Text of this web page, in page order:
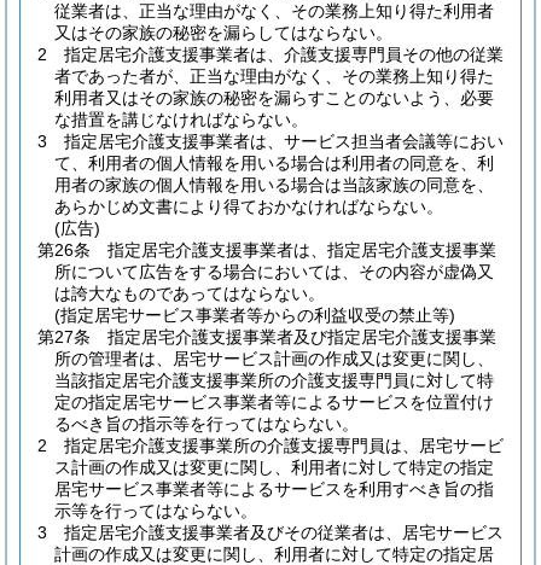
従業者は、正当な理由がなく、その業務上知り得た利用者
又はその家族の秘密を漏らしてはならない。
2
指定居宅介護支援事業者は、介護支援専門員その他の従業
者であった者が、正当な理由がなく、その業務上知り得た
利用者又はその家族の秘密を漏らすことのないよう、必要
な措置を講じなければならない。
3
指定居宅介護支援事業者は、サービス担当者会議等におい
て、利用者の個人情報を用いる場合は利用者の同意を、利
用者の家族の個人情報を用いる場合は当該家族の同意を、
あらかじめ文書により得ておかなければならない。
(広告)
第26条
指定居宅介護支援事業者は、指定居宅介護支援事業
所について広告をする場合においては、その内容が虚偽又
は誇大なものであってはならない。
(指定居宅サービス事業者等からの利益収受の禁止等)
第27条
指定居宅介護支援事業者及び指定居宅介護支援事業
所の管理者は、居宅サービス計画の作成又は変更に関し、
当該指定居宅介護支援事業所の介護支援専門員に対して特
定の指定居宅サービス事業者等によるサービスを位置付け
るべき旨の指示等を行ってはならない。
2
指定居宅介護支援事業所の介護支援専門員は、居宅サービ
ス計画の作成又は変更に関し、利用者に対して特定の指定
居宅サービス事業者等によるサービスを利用すべき旨の指
示等を行ってはならない。
3
指定居宅介護支援事業者及びその従業者は、居宅サービス
計画の作成又は変更に関し、利用者に対して特定の指定居